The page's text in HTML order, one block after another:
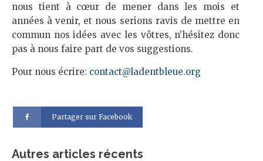
nous tient à cœur de mener dans les mois et
années à venir, et nous serions ravis de mettre en
commun nos idées avec les vôtres, n’hésitez donc
pas à nous faire part de vos suggestions.
Pour nous écrire: contact@ladentbleue.org
Partager sur Facebook
Autres articles récents